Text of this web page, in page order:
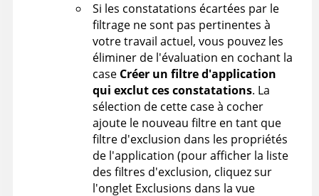
Si les constatations écartées par le
filtrage ne sont pas pertinentes à
votre travail actuel, vous pouvez les
éliminer de l'évaluation en cochant la
case Créer un filtre d'application
qui exclut ces constatations. La
sélection de cette case à cocher
ajoute le nouveau filtre en tant que
filtre d'exclusion dans les propriétés
de l'application (pour afficher la liste
des filtres d'exclusion, cliquez sur
l'onglet Exclusions dans la vue